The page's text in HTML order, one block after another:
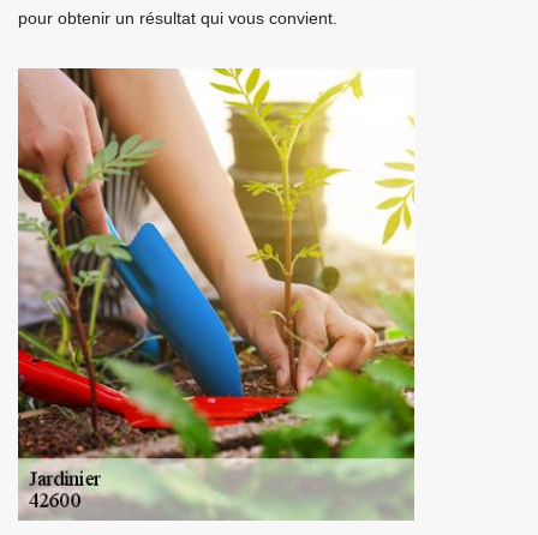
pour obtenir un résultat qui vous convient.